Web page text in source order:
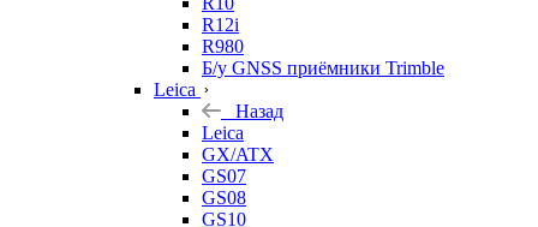
R12i
R980
Б/у GNSS приёмники Trimble
Leica
Назад
Leica
GX/ATX
GS07
GS08
GS10